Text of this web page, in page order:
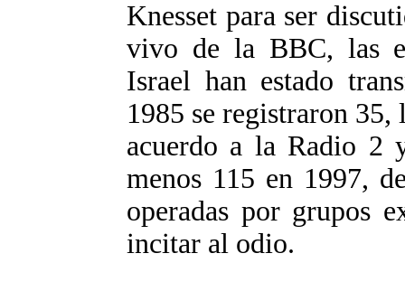
Knesset para ser
vivo de la BBC, las
Israel han estado
1985 se registraron
acuerdo a la Radio
menos 115 en 1997,
operadas por grupos
incitar al odio.